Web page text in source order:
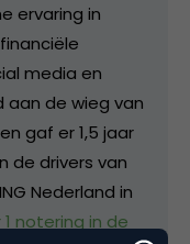
ervaring in
media en
de wieg van
gaf er 1,5 jaar
de drivers van
Nederland in
notering in de